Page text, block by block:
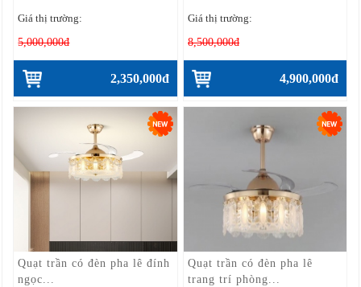
Giá thị trường:
5,000,000đ
2,350,000đ
Giá thị trường:
8,500,000đ
4,900,000đ
Quạt trần có đèn pha lê đính
ngọc...
Quạt trần có đèn pha lê
trang trí phòng...